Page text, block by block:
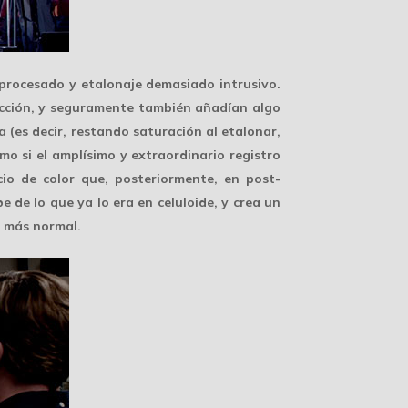
y etalonaje demasiado intrusivo.
y seguramente también añadían algo
(es decir, restando saturación al etalonar,
si el amplísimo y extraordinario registro
de color que, posteriormente, en post-
de lo que ya lo era en celuloide, y crea un
normal.